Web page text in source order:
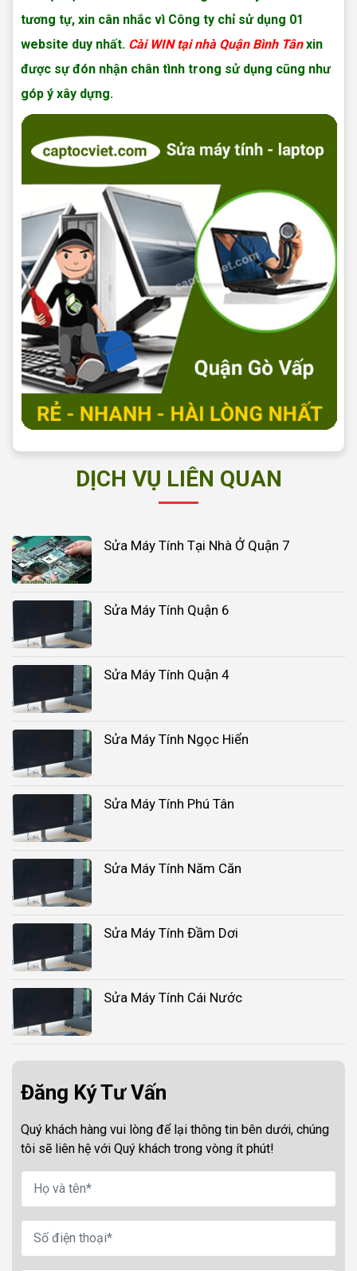
tương tự, xin cân nhắc vì Công ty chỉ sử dụng 01
website duy nhất. Cài WIN tại nhà Quận Bình Tânxin
được sự đón nhận chân tình trong sử dụng cũng như
góp ý xây dựng.
DỊCH VỤ LIÊN QUAN
Sửa Máy Tính Tại Nhà Ở Quận 7
Sửa Máy Tính Quận 6
Sửa Máy Tính Quận 4
Sửa Máy Tính Ngọc Hiển
Sửa Máy Tính Phú Tân
Sửa Máy Tính Năm Căn
Sửa Máy Tính Đầm Dơi
Sửa Máy Tính Cái Nước
Đăng Ký Tư Vấn
Quý khách hàng vui lòng để lại thông tin bên dưới, chúng
tôi sẽ liên hệ với Quý khách trong vòng ít phút!